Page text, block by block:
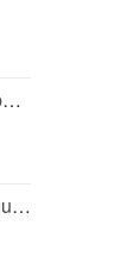
[Chuyên gia] Cách bế trẻ sơ sinh chuẩn theo...
[Hướng dẫn] Chọn quần áo sau sinh cho mẹ...